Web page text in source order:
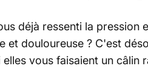
déjà ressenti la pression
et douloureuse ? C'est
vous faisaient un câlin